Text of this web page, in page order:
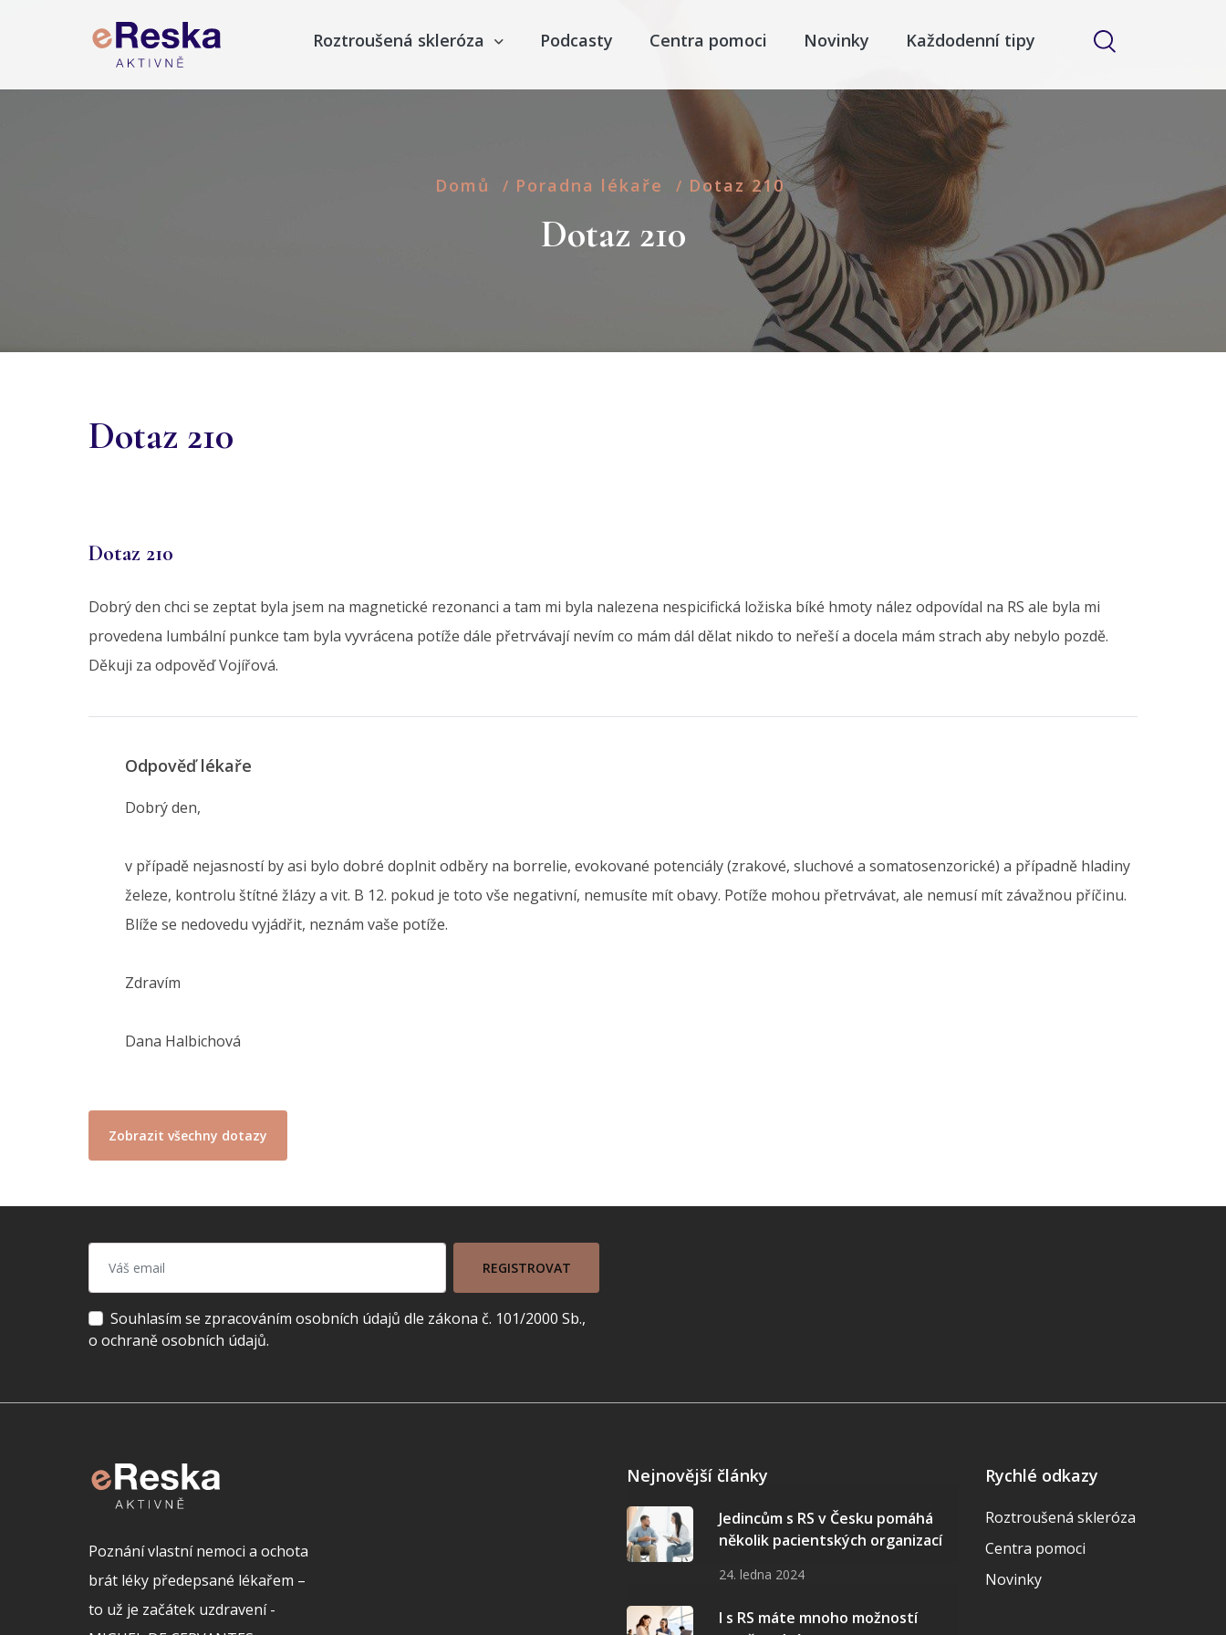
Roztroušená skleróza Podcasty Centra pomoci Novinky Každodenní tipy
Domů / Poradna lékaře / Dotaz 210
Dotaz 210
Dotaz 210
Dotaz 210
Dobrý den chci se zeptat byla jsem na magnetické rezonanci a tam mi byla nalezena nespicifická ložiska bíké hmoty nález odpovídal na RS ale byla mi
provedena lumbální punkce tam byla vyvrácena potíže dále přetrvávají nevím co mám dál dělat nikdo to neřeší a docela mám strach aby nebylo pozdě.
Děkuji za odpověď Vojířová.
Odpověď lékaře
Dobrý den,
v případě nejasností by asi bylo dobré doplnit odběry na borrelie, evokované potenciály (zrakové, sluchové a somatosenzorické) a případně hladiny
železe, kontrolu štítné žlázy a vit. B 12. pokud je toto vše negativní, nemusíte mít obavy. Potíže mohou přetrvávat, ale nemusí mít závažnou příčinu.
Blíže se nedovedu vyjádřit, neznám vaše potíže.
Zdravím
Dana Halbichová
Zobrazit všechny dotazy
REGISTROVAT
Souhlasím se zpracováním osobních údajů dle zákona č. 101/2000 Sb.,
o ochraně osobních údajů.
Poznání vlastní nemoci a ochota
brát léky předepsané lékařem –
to už je začátek uzdravení -
Nejnovější články
Jedincům s RS v Česku pomáhá
několik pacientských organizací
24. ledna 2024
I s RS máte mnoho možností
Rychlé odkazy
Roztroušená skleróza
Centra pomoci
Novinky